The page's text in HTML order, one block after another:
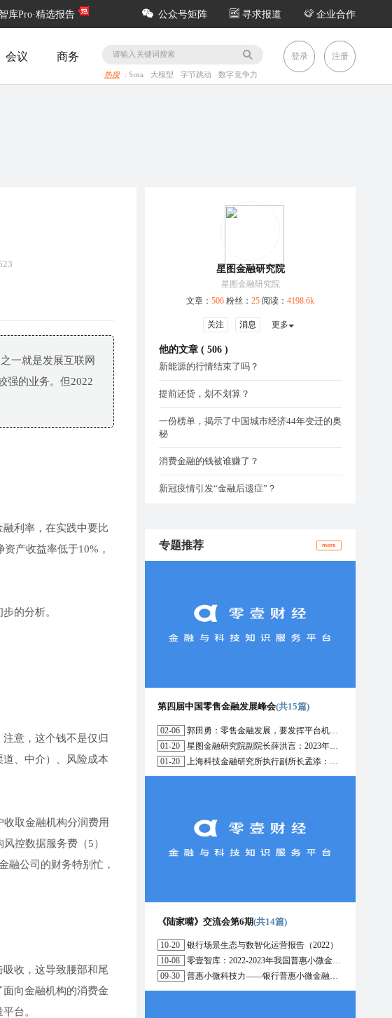
库Pro·精选报告 公众号矩阵 寻求报道 企业合作
会议 商务
热搜 :Sora 大模型 字节跳动 数字竞争力
登录 注册
一就是发展互联网
强的业务。但2022
利率，在实践中要比
产收益率低于10%，
的分析。
意，这个钱不是仅归
、中介）、风险成本
取金融机构分润费用
控数据服务费（5）
融公司的财务特别忙，
收，这导致腰部和尾
向金融机构的消费金
台。
星图金融研究院
星图金融研究院
文章： 506 粉丝： 25 阅读： 4198.6k
关注 消息 更多
他的文章 ( 506 )
新能源的行情结束了吗？
提前还贷，划不划算？
一份榜单，揭示了中国城市经济44年变迁的奥
秘
消费金融的钱被谁赚了？
新冠疫情引发“金融后遗症”？
专题推荐 more
第四届中国零售金融发展峰会(共15篇)
02-06
郭田勇：零售金融发展，要发挥平台机构的作用
01-20
星图金融研究院副院长薛洪言：2023年消费信贷或迎来新起点
01-20
上海科技金融研究所执行副所长孟添：开放银行与嵌入式金融为数字普惠金融带来更大发展空间
《陆家嘴》交流会第6期(共14篇)
10-20
银行场景生态与数智化运营报告（2022）
10-08
零壹智库：2022-2023年我国普惠小微金融十大趋势展望
09-30
普惠小微科技力——银行普惠小微金融战略与科技解决方案研究报告（2022）